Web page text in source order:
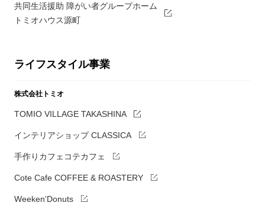
共同生活援助 障がい者グループホーム
トミオハウス源町
ライフスタイル事業
株式会社トミオ
TOMIO VILLAGE TAKASHINA
インテリアショップ CLASSICA
手作りカフェコテカフェ
Cote Cafe COFFEE & ROASTERY
Weeken'Donuts